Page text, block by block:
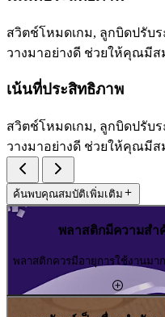
สวิตช์โหมดเกม, ลูกบิดปรับ
วางมาอย่างดี ช่วยให้คุณมี
เน้นที่ประสิทธิภาพ
สวิตช์โหมดเกม, ลูกบิดปรับ
วางมาอย่างดี ช่วยให้คุณมี
ค้นพบคุณสมบัติเพิ่มเติม
พลาสติกมีความสำ
พลาสติกควรมีอายุการใช้งานมา